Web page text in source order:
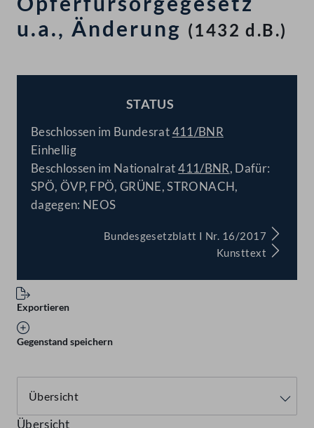
u.a., Änderung (1432 d.B.)
STATUS
Beschlossen im Bundesrat411/BNR
Einhellig
Beschlossen im Nationalrat411/BNR, Dafür:
SPÖ, ÖVP, FPÖ, GRÜNE, STRONACH,
dagegen: NEOS
Bundesgesetzblatt I Nr. 16/2017
Kunsttext
Exportieren
Gegenstand speichern
Übersicht